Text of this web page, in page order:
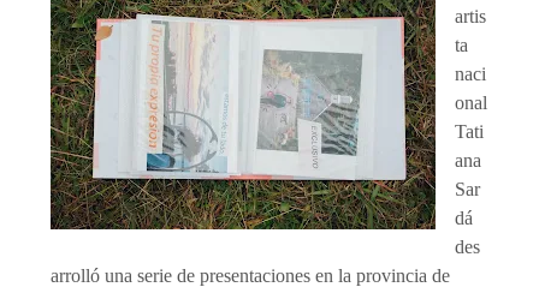
artis
ta
naci
onal
Tati
ana
Sar
dá
des
arrolló una serie de presentaciones en la provincia de